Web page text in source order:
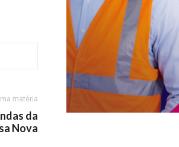
matéria
da
Nova